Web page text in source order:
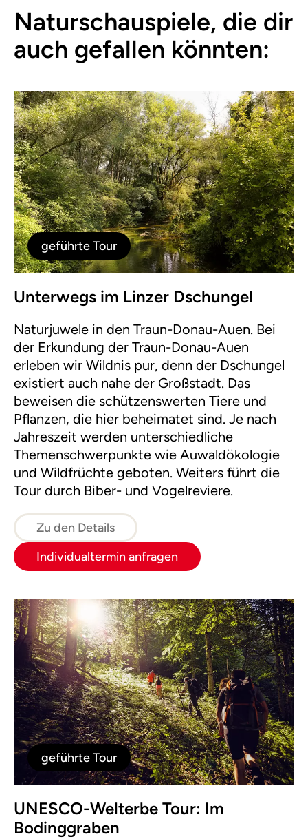
Naturschauspiele, die dir
auch gefallen könnten:
geführte Tour
Unterwegs im Linzer Dschungel
Naturjuwele in den Traun-Donau-Auen. Bei
der Erkundung der Traun-Donau-Auen
erleben wir Wildnis pur, denn der Dschungel
existiert auch nahe der Großstadt. Das
beweisen die schützenswerten Tiere und
Pflanzen, die hier beheimatet sind. Je nach
Jahreszeit werden unterschiedliche
Themenschwerpunkte wie Auwaldökologie
und Wildfrüchte geboten. Weiters führt die
Tour durch Biber- und Vogelreviere.
Zu den Details
Individualtermin anfragen
geführte Tour
UNESCO-Welterbe Tour: Im
Bodinggraben